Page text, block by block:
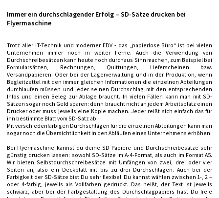
Immer ein durchschlagender Erfolg – SD-Sätze drucken bei
Flyermaschine
Trotz aller IT-Technik und moderner EDV - das „papierlose Büro“ ist bei vielen
Unternehmen immer noch in weiter Ferne. Auch die Verwendung von
Durchschreibesätzen kann heute noch durchaus Sinn machen, zum Beispiel bei
Formularsätzen, Rechnungen, Quittungen, Lieferscheinen bzw.
Versandpapieren. Oder bei der Lagerverwaltung und in der Produktion, wenn
Begleitzettel mit den immer gleichen Informationen die einzelnen Abteilungen
durchlaufen müssen und jeder seinen Durchschlag mit den entsprechenden
Infos und einen Beleg zur Ablage braucht. In vielen Fällen kann man mit SD-
Sätzen sogar noch Geld sparen: denn braucht nicht an jedem Arbeitsplatz einen
Drucker oder muss jeweils eine Kopie machen. Jeder reißt sich einfach das für
ihn bestimmte Blatt vom SD-Satz ab.
Mit verschiedenfarbigen Durchschlägen für die einzelnen Abteilungen kann man
sogar noch die Übersichtlichkeit in den Abläufen eines Unternehmens erhöhen.
Bei Flyermaschine kannst du deine SD-Papiere und Durchschreibesätze sehr
günstig drucken lassen: sowohl SD-Sätze im A-4-Format, als auch im Format A5.
Wir bieten Selbstdurchschreibesätze mit Umfängen von zwei, drei oder vier
Seiten an, also ein Deckblatt mit bis zu drei Durchschlägen. Auch bei der
Farbigkeit der SD-Sätze bist Du sehr flexibel. Du kannst wählen zwischen 1-, 2 –
oder 4-farbig, jeweils als Vollfarben gedruckt. Das heißt, der Text ist jeweils
schwarz, aber bei der Farbgestaltung des Durchschlagpapiers hast Du freie